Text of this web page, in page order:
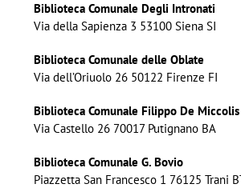
Biblioteca Comunale Degli Intronati
Via della Sapienza 3 53100 Siena SI
Biblioteca Comunale delle Oblate
Via dell’Oriuolo 26 50122 Firenze FI
Biblioteca Comunale Filippo De
Via Castello 26 70017 Putignano BA
Biblioteca Comunale G. Bovio
Piazzetta San Francesco 1 76125 Trani